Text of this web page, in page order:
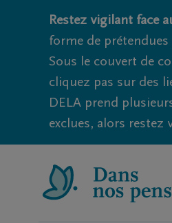
Restez vigilant face
forme de prétendues
Sous le couvert de
cliquez pas sur des
DELA prend
exclues, alors restez